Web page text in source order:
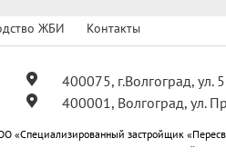
ЖБИ Контакты
400075, г.Волгоград, ул.
400001, Волгоград, ул.
застройщик
ООО «Специализированный